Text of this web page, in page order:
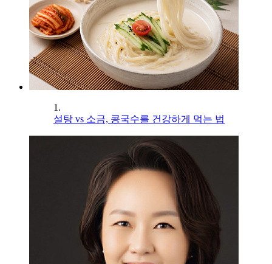
1.
설탕 vs 소금, 콩국수를 건강하게 먹는 법